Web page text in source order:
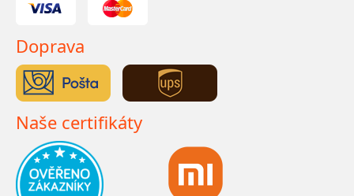
Doprava
Naše certifikáty